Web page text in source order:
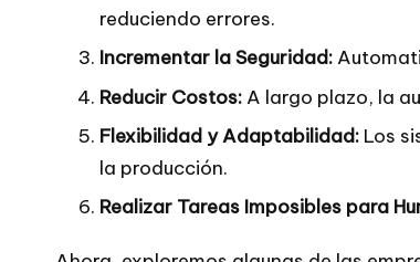
reduciendo errores.
Incrementar la Seguridad:
Reducir Costos: A largo plazo, la
Flexibilidad y Adaptabilidad: Los
la producción.
Realizar Tareas Imposibles para